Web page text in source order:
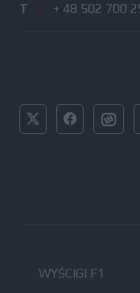
T / + 48 502 700
WYŚCIGI F1